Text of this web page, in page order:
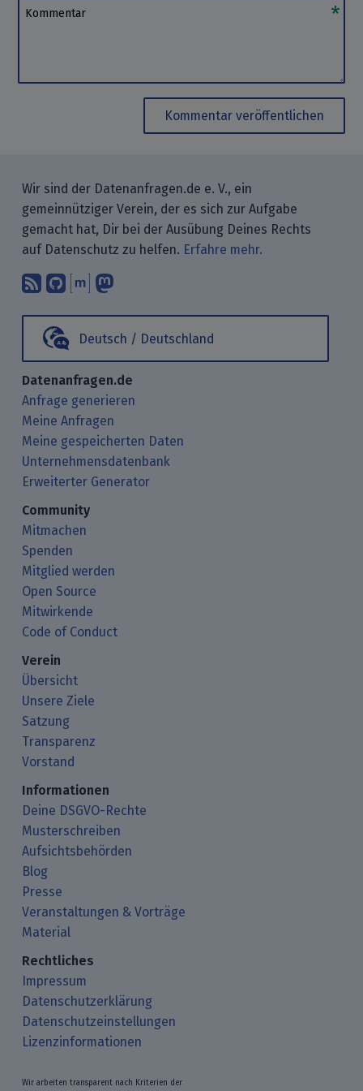
Kommentar
Kommentar veröffentlichen
Wir sind der Datenanfragen.de e. V., ein
gemeinnütziger Verein, der es sich zur Aufgabe
gemacht hat, Dir bei der Ausübung Deines Rechts
auf Datenschutz zu helfen. Erfahre mehr.
Abonniere unsere Blogbeiträge mit
Finde uns bei GitHub.
Unterhalte Dich mit uns über
Deutsch / Deutschland
Datenanfragen.de
Anfrage generieren
Meine Anfragen
Meine gespeicherten Daten
Unternehmensdatenbank
Erweiterter Generator
Community
Mitmachen
Spenden
Mitglied werden
Open Source
Mitwirkende
Code of Conduct
Verein
Übersicht
Unsere Ziele
Satzung
Transparenz
Vorstand
Informationen
Deine DSGVO-Rechte
Musterschreiben
Aufsichtsbehörden
Blog
Presse
Veranstaltungen & Vorträge
Material
Rechtliches
Impressum
Datenschutzerklärung
Datenschutzeinstellungen
Lizenzinformationen
Wir arbeiten transparent nach Kriterien der